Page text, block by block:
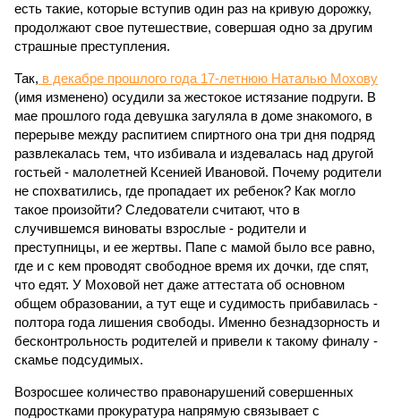
есть такие, которые вступив один раз на кривую дорожку,
продолжают свое путешествие, совершая одно за другим
страшные преступления.
Так, в декабре прошлого года 17-летнюю Наталью Мохову
(имя изменено) осудили за жестокое истязание подруги. В
мае прошлого года девушка загуляла в доме знакомого, в
перерыве между распитием спиртного она три дня подряд
развлекалась тем, что избивала и издевалась над другой
гостьей - малолетней Ксенией Ивановой. Почему родители
не спохватились, где пропадает их ребенок? Как могло
такое произойти? Следователи считают, что в
случившемся виноваты взрослые - родители и
преступницы, и ее жертвы. Папе с мамой было все равно,
где и с кем проводят свободное время их дочки, где спят,
что едят. У Моховой нет даже аттестата об основном
общем образовании, а тут еще и судимость прибавилась -
полтора года лишения свободы. Именно безнадзорность и
бесконтрольность родителей и привели к такому финалу -
скамье подсудимых.
Возросшее количество правонарушений совершенных
подростками прокуратура напрямую связывает с